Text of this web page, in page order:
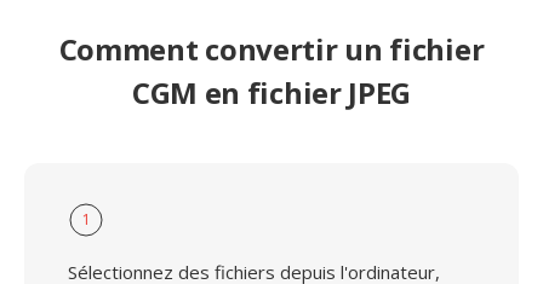
Comment convertir un fichier
CGM en fichier JPEG
1
Sélectionnez des fichiers depuis l'ordinateur,